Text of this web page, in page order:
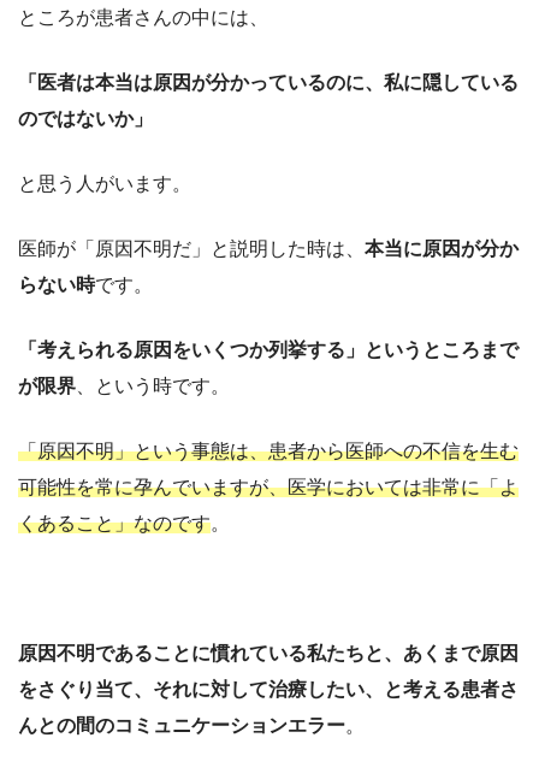
ところが患者さんの中には、
「医者は本当は原因が分かっているのに、私に隠している
のではないか」
と思う人がいます。
医師が「原因不明だ」と説明した時は、 本当に原因が分か
らない時です。
「考えられる原因をいくつか列挙する」というところまで
が限界 、という時です。
「原因不明」という事態は、患者から医師への不信を生む
可能性を常に孕んでいますが、医学においては非常に「よ
くあること」なのです。
原因不明であることに慣れている私たちと、あくまで原因
をさぐり当て、それに対して治療したい、と考える患者さ
んとの間のコミュニケーションエラー。